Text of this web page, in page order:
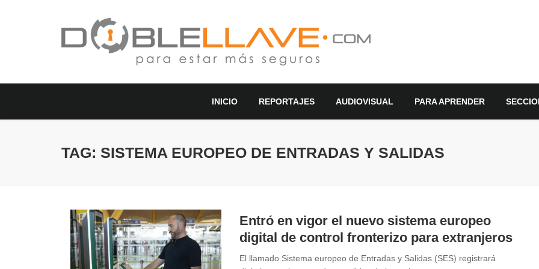
INICIO REPORTAJES AUDIOVISUAL PARA APRENDER
TAG: SISTEMA EUROPEO DE ENTRADAS Y SALIDAS
Entró en vigor el nuevo sistema europeo
digital de control fronterizo para extranjeros
El llamado Sistema europeo de Entradas y Salidas (SES) registrará